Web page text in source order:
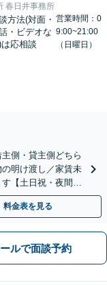
春日井事務所
方法(対面・
・ビデオな
は応相談
営業時間：0
9:00~21:00
（日曜日）
側・貸主側どちら
明け渡し／家賃未
【土日祝・夜間対
料金表を見る
ルで面談予約